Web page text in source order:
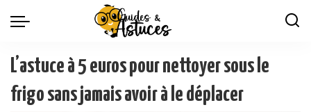
L’astuce à 5 euros pour nettoyer sous le
frigo sans jamais avoir à le déplacer